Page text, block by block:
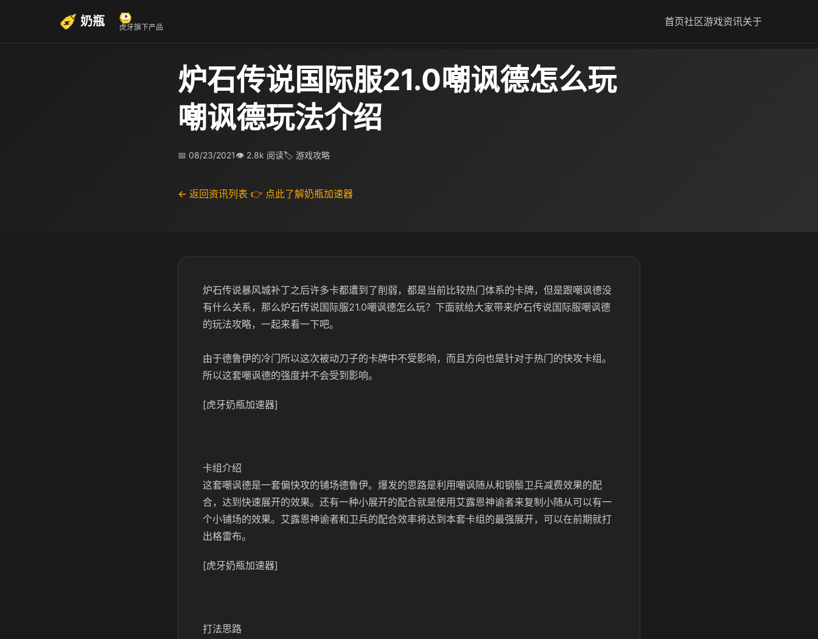
奶瓶 虎牙旗下产品 首页社区游戏资讯关于
炉石传说国际服21.0嘲讽德怎么玩
嘲讽德玩法介绍
📅 08/23/2021👁 2.8k 阅读🏷 游戏攻略
← 返回资讯列表 👉 点此了解奶瓶加速器
炉石传说暴风城补丁之后许多卡都遭到了削弱，都是当前比较热门体系的卡牌，但是跟嘲讽德没
有什么关系，那么炉石传说国际服21.0嘲讽德怎么玩？下面就给大家带来炉石传说国际服嘲讽德
的玩法攻略，一起来看一下吧。
由于德鲁伊的冷门所以这次被动刀子的卡牌中不受影响，而且方向也是针对于热门的快攻卡组。
所以这套嘲讽德的强度并不会受到影响。
[虎牙奶瓶加速器]
卡组介绍
这套嘲讽德是一套偏快攻的铺场德鲁伊。爆发的思路是利用嘲讽随从和钢鬃卫兵减费效果的配
合，达到快速展开的效果。还有一种小展开的配合就是使用艾露恩神谕者来复制小随从可以有一
个小铺场的效果。艾露恩神谕者和卫兵的配合效率将达到本套卡组的最强展开，可以在前期就打
出格雷布。
[虎牙奶瓶加速器]
打法思路